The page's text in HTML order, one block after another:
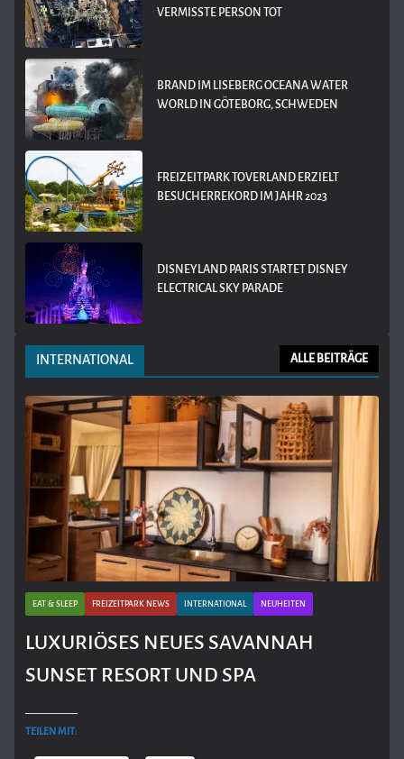
VERMISSTE PERSON TOT
BRAND IM LISEBERG OCEANA WATER
WORLD IN GÖTEBORG, SCHWEDEN
FREIZEITPARK TOVERLAND ERZIELT
BESUCHERREKORD IM JAHR 2023
DISNEYLAND PARIS STARTET DISNEY
ELECTRICAL SKY PARADE
INTERNATIONAL ALLE BEITRÄGE
EAT & SLEEP FREIZEITPARK NEWS INTERNATIONAL NEUHEITEN
LUXURIÖSES NEUES SAVANNAH
SUNSET RESORT UND SPA
TEILEN MIT: